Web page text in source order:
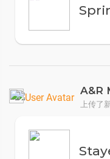
A&R
上传了